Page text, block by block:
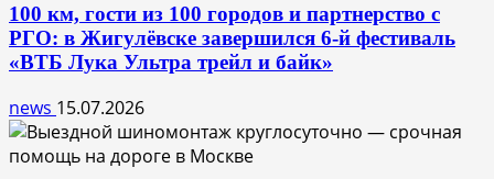
100 км, гости из 100 городов и партнерство с
РГО: в Жигулёвске завершился 6-й фестиваль
«ВТБ Лука Ультра трейл и байк»
news 15.07.2026